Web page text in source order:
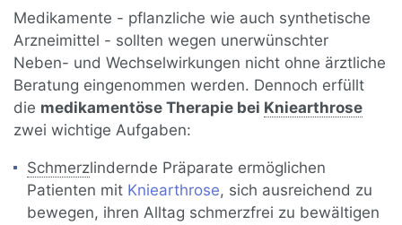
Medikamente - pflanzliche wie auch synthetische
Arzneimittel - sollten wegen unerwünschter
Neben- und Wechselwirkungen nicht ohne ärztliche
Beratung eingenommen werden. Dennoch erfüllt
die medikamentöse Therapie bei Kniearthrose
zwei wichtige Aufgaben:
Schmerzlindernde Präparate ermöglichen
Patienten mit Kniearthrose, sich ausreichend zu
bewegen, ihren Alltag schmerzfrei zu bewältigen